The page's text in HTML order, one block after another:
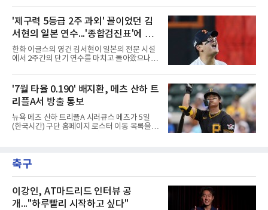
고, 이는 팀 전체의 공격력 저하로 직결되고 있
다. 최근 경기에서는
를 안고 떠난 곳이든 마침표를 찍는 일은 늘 복잡
한 감정을 동반한다. 그곳을 떠난 뒤 주위에서 묻
는다. "지금 여기 어때? 거기는 어땠어?" 이때 쏟
아지는 유혹은 달콤하다. 그동안 쌓였던 불만과
섭섭함을 토로하며 동조를 구하고 싶은 마음이
굴뚝같아진다. 하지만 사회생활의 오랜 격언이
자 진리는 명확하다. '전 회사 욕은 결국 누워서
며 깊은 여운을 남겼다. 오랫동안 한 팀의 주전으
로 헌신하다 새로운
'제구력 5등급 2주 과외' 꼴이었던 김
서현의 일본 연수...'종합검진표'에 불
과
한화 이글스의 영건 김서현이 일본의 전문 시설
에서 2주간의 단기 연수를 마치고 돌아왔으나,
출하며 야구 팬들과 전문가들 사이에 씁쓸한 뒷
맛을 남기고 있다.출국 당시만 해도 선수의 고질
적인 제구 문제를 해결할 특효약이 될 것처럼 포
장되었던 이번 연수는, 뚜껑을 열어보니 '제구력
5등급에게 2주짜리 족집게 과외를 붙여 1등급을
기대한 꼴'이었다는 냉정한 평가를 피하기 어렵
게 됐다.야구에서 투수의 제구력은 오랜 시간 투
오차나 하체 활용의 불균형은 수백, 수천 번의
교정 훈련과 실전 피드
'7월 타율 0.190' 배지환, 메츠 산하 트
리플A서 방출 통보
뉴욕 메츠 산하 트리플A 시러큐스 메츠가 5일
(한국시간) 구단 홈페이지 로스터 이동 목록을
런, 32타점으로 무난한 편이었다. 다만 7월 한 달
타율이 0.190까지 떨어지는 등 최근 방망이가 급
츠버그 파이리츠와 계약한 뒤 4년 만인 2022년
빅리그에 올라 역대 26번째 한국인 메이저리거
로 이름을 올렸다. 이듬해에는 111경기에 나서
축구
이강인, AT마드리드 인터뷰 공
개..."하루빨리 시작하고 싶다"